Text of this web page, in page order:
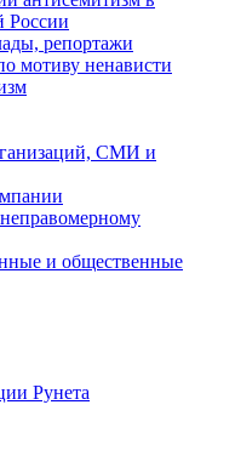
России
репортажи
мотиву ненависти
СМИ и
и общественные
Рунета